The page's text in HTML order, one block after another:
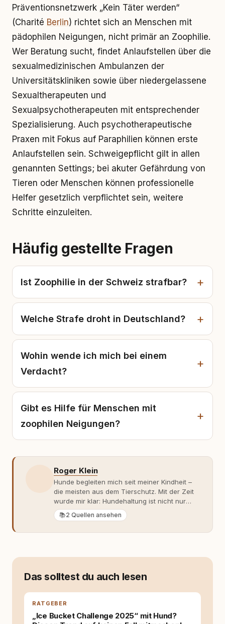
Präventionsnetzwerk „Kein Täter werden“
(Charité Berlin) richtet sich an Menschen mit
pädophilen Neigungen, nicht primär an Zoophilie.
Wer Beratung sucht, findet Anlaufstellen über die
sexualmedizinischen Ambulanzen der
Universitätskliniken sowie über niedergelassene
Sexualtherapeuten und
Sexualpsychotherapeuten mit entsprechender
Spezialisierung. Auch psychotherapeutische
Praxen mit Fokus auf Paraphilien können erste
Anlaufstellen sein. Schweigepflicht gilt in allen
genannten Settings; bei akuter Gefährdung von
Tieren oder Menschen können professionelle
Helfer gesetzlich verpflichtet sein, weitere
Schritte einzuleiten.
Häufig gestellte Fragen
Ist Zoophilie in der Schweiz strafbar?
Welche Strafe droht in Deutschland?
Wohin wende ich mich bei einem
Verdacht?
Gibt es Hilfe für Menschen mit
zoophilen Neigungen?
Roger Klein
Hunde begleiten mich seit meiner Kindheit –
die meisten aus dem Tierschutz. Mit der Zeit
wurde mir klar: Hundehaltung ist nicht nur
Gefühl, sondern Verantwortung und
Fachwissen. Der Wendepunkt kam mit meinem
moderner Hundeerziehung
entsteht echte Bindung dort, wo Verständnis
Wissens- und Serviceportal für
Hundehalter:innen in Deutschland, Österreich
📚2 Quellen ansehen
Das solltest du auch lesen
RATGEBER
„Ice Bucket Challenge 2025“ mit Hund?